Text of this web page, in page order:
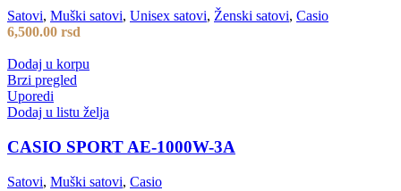
Satovi, Muški satovi, Unisex satovi, Ženski satovi, Casio
6,500.00 rsd
Dodaj u korpu
Brzi pregled
Uporedi
Dodaj u listu želja
CASIO SPORT AE-1000W-3A
Satovi, Muški satovi, Casio